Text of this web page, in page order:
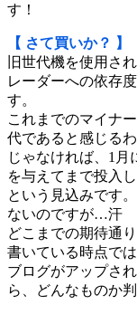
す！
【 さて買いか？ 】
旧世代機を使用さ
レーダーへの依存
す。
これまでのマイナ
代であると感じるわ
じゃなければ、1
を与えてまで投入
という見込みです
ないのですが…汗
どこまでの期待通
書いている時点では
ブログがアップさ
ら、どんなものか